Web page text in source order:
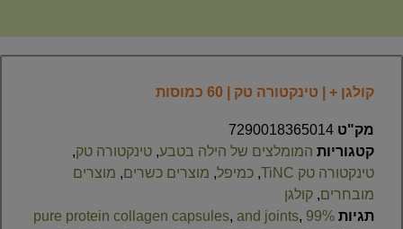
קולגן + | טינקטורה טק | 60 כמוסות
מק"ט 7290018365014
קטגוריות המומלצים של הילה בטבע, טינקטורה טק,
טינקטורה טק TiNC
, כמיפל, מוצרים כשרים, מוצרים
מובחרים, קולגן
תגיות 99% pure protein collagen capsules
, and joints,